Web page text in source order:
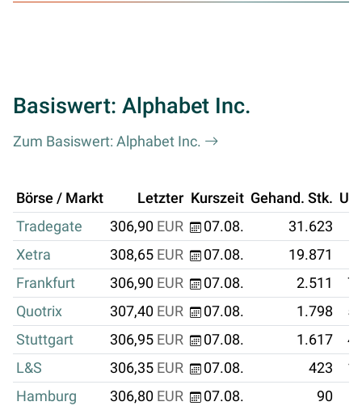
Basiswert: Alphabet Inc.
Zum Basiswert: Alphabet Inc.
Börse / Markt Letzter Kurszeit Gehand. Stk.
Tradegate
306,90 EUR 07.08. 31.623
Xetra
308,65 EUR 07.08. 19.871
Frankfurt
306,90 EUR 07.08. 2.511
Quotrix
307,40 EUR 07.08. 1.798
Stuttgart
306,95 EUR 07.08. 1.617
L&S
306,35 EUR 07.08. 423
Hamburg
306,80 EUR 07.08. 90